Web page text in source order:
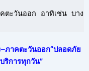
ะวันออก อาทิเช่น บาง
ภาคตะวันออก“ปลอดภัย
ริการทุกวัน”